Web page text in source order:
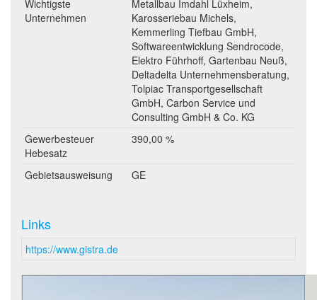
Wichtigste
Unternehmen
Metallbau Imdahl Lüxheim,
Karosseriebau Michels,
Kemmerling Tiefbau GmbH,
Softwareentwicklung Sendrocode,
Elektro Führhoff, Gartenbau Neuß,
Deltadelta Unternehmensberatung,
Tolpiac Transportgesellschaft
GmbH, Carbon Service und
Consulting GmbH & Co. KG
Gewerbesteuer
Hebesatz
390,00 %
Gebietsausweisung GE
Links
https://www.gistra.de